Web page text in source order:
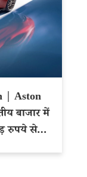
बाजार में
रुपये से